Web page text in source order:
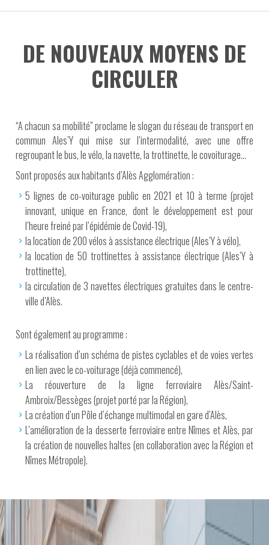
DE NOUVEAUX MOYENS DE
CIRCULER
“A chacun sa mobilité” proclame le slogan du réseau de transport en
commun Ales’Y qui mise sur l’intermodalité, avec une offre
regroupant le bus, le vélo, la navette, la trottinette, le covoiturage…
Sont proposés aux habitants d’Alès Agglomération :
5 lignes de co-voiturage public en 2021 et 10 à terme (projet
innovant, unique en France, dont le développement est pour
l’heure freiné par l’épidémie de Covid-19),
la location de 200 vélos à assistance électrique (Ales’Y à vélo),
la location de 50 trottinettes à assistance électrique (Ales’Y à
trottinette),
la circulation de 3 navettes électriques gratuites dans le centre-
ville d’Alès.
Sont également au programme :
La réalisation d’un schéma de pistes cyclables et de voies vertes
en lien avec le co-voiturage (déjà commencé),
La réouverture de la ligne ferroviaire Alès/Saint-
Ambroix/Bessèges (projet porté par la Région),
La création d’un Pôle d’échange multimodal en gare d’Alès,
L’amélioration de la desserte ferroviaire entre Nîmes et Alès, par
la création de nouvelles haltes (en collaboration avec la Région et
Nîmes Métropole).